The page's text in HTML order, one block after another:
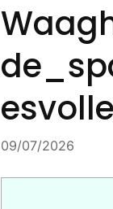
09/07/2026